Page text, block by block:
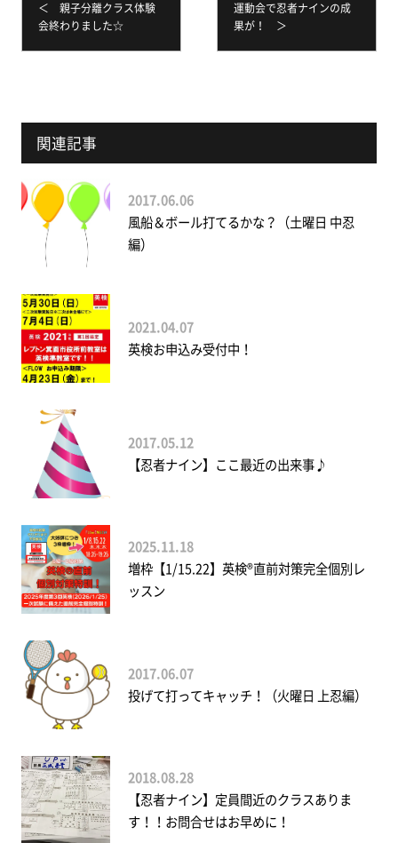
＜ 親子分離クラス体験
会終わりました☆
運動会で忍者ナインの成
果が！ ＞
関連記事
2017.06.06
風船＆ボール打てるかな？（土曜日 中忍
編）
2021.04.07
英検お申込み受付中！
2017.05.12
【忍者ナイン】ここ最近の出来事♪
2025.11.18
増枠【1/15.22】英検®直前対策完全個別レ
ッスン
2017.06.07
投げて打ってキャッチ！（火曜日 上忍編）
2018.08.28
【忍者ナイン】定員間近のクラスありま
す！！お問合せはお早めに！